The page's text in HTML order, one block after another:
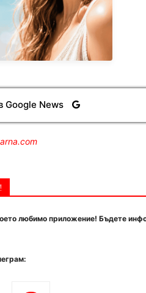
Google News
любимо приложение! Бъдете